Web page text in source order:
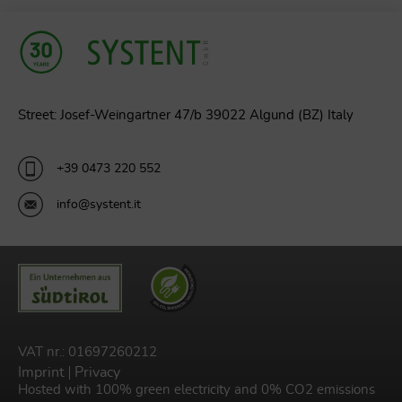
Street: Josef-Weingartner 47/b 39022 Algund (BZ) Italy
+39 0473 220 552
info@systent.it
VAT nr.: 01697260212
Imprint Privacy
Hosted with 100% green electricity and 0% CO2 emissions